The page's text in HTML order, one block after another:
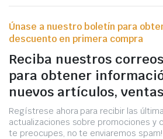
Únase a nuestro boletín para
descuento en primera compra
Reciba nuestros
para obtener
nuevos artículos,
Regístrese ahora para recibir las
actualizaciones sobre promociones y
te preocupes, no te enviaremos spam!